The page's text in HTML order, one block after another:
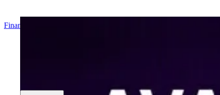
Finanzas